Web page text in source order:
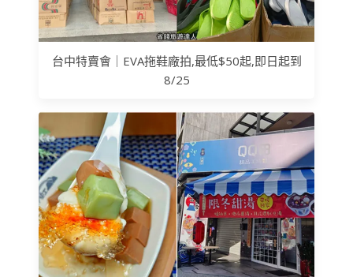
台中特賣會｜EVA拖鞋廠拍,最低$50起,即日起到
8/25